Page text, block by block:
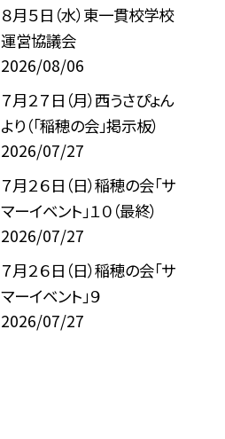
８月５日（水）東一貫校学校
運営協議会
2026/08/06
７月２７日（月）西うさぴょん
より（「稲穂の会」掲示板）
2026/07/27
７月２６日（日）稲穂の会「サ
マーイベント」１０（最終）
2026/07/27
７月２６日（日）稲穂の会「サ
マーイベント」９
2026/07/27